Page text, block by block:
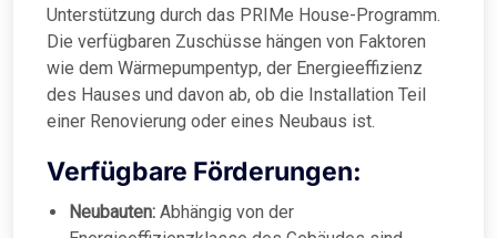
Unterstützung durch das PRIMe House-Programm.
Die verfügbaren Zuschüsse hängen von Faktoren
wie dem Wärmepumpentyp, der Energieeffizienz
des Hauses und davon ab, ob die Installation Teil
einer Renovierung oder eines Neubaus ist.
Verfügbare Förderungen:
Neubauten: Abhängig von der